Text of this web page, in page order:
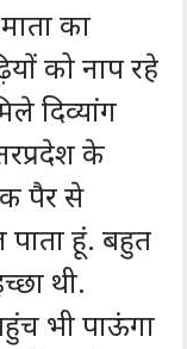
का
को नाप रहे
दिव्यांग
के
पैर से
पाता हूं. बहुत
थी.
भी पाऊंगा